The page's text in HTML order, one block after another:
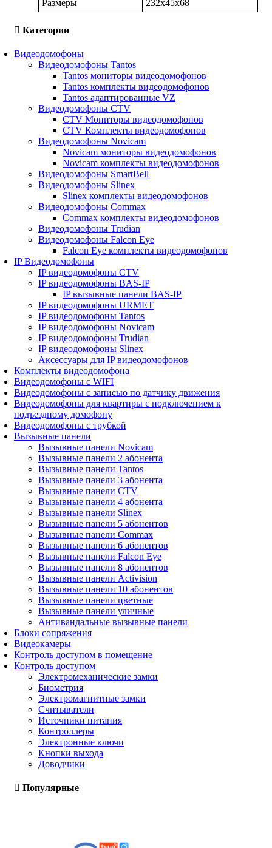
Размеры
232х45х68
Категории
Видеодомофоны
Видеодомофоны Tantos
Tantos мониторы видеодомофонов
Tantos комплекты видеодомофонов
Tantos адаптированные VZ
Видеодомофоны CTV
CTV Мониторы видеодомофонов
CTV Комплекты видеодомофонов
Видеодомофоны Novicam
Novicam мониторы видеодомофонов
Novicam комплекты видеодомофонов
Видеодомофоны SmartBell
Видеодомофоны Slinex
Slinex комплекты видеодомофонов
Видеодомофоны Commax
Commax комплекты видеодомофонов
Видеодомофоны Trudian
Видеодомофоны Falcon Eye
Falcon Eye комплекты видеодомофонов
IP Видеодомофоны
IP видеодомофоны CTV
IP видеодомофоны BAS-IP
IP вызывные панели BAS-IP
IP видеодомофоны URMET
IP видеодомофоны Tantos
IP видеодомофоны Novicam
IP видеодомофоны Trudian
IP видеодомофоны Slinex
Аксессуары для IP видеодомофонов
Комплекты видеодомофона
Видеодомофоны с WIFI
Видеодомофоны с записью по датчику движения
Видеодомофоны для квартиры с подключением к
подъездному домофону
Видеодомофоны с трубкой
Вызывные панели
Вызывные панели Novicam
Вызывные панели 2 абонента
Вызывные панели Tantos
Вызывные панели 3 абонента
Вызывные панели CTV
Вызывные панели 4 абонента
Вызывные панели Slinex
Вызывные панели 5 абонентов
Вызывные панели Commax
Вызывные панели 6 абонентов
Вызывные панели Falcon Eye
Вызывные панели 8 абонентов
Вызывные панели Activision
Вызывные панели 10 абонентов
Вызывные панели цветные
Вызывные панели уличные
Антивандальные вызывные панели
Блоки сопряжения
Видеокамеры
Контроль доступом в помещение
Контроль доступом
Электромеханические замки
Биометрия
Электромагнитные замки
Считыватели
Источники питания
Контроллеры
Электронные ключи
Кнопки выхода
Доводчики
Популярные